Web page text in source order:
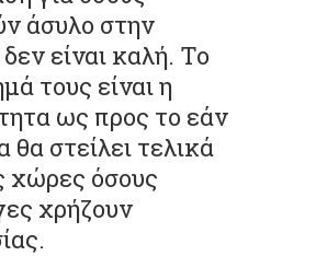
άσυλο στην
είναι καλή. Το
τους είναι η
ως προς το εάν
θα στείλει τελικά
χώρες όσους
χρήζουν